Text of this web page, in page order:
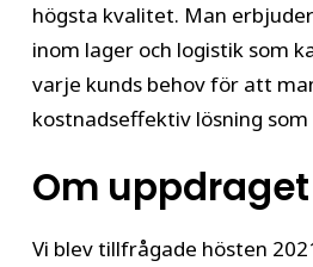
högsta kvalitet. Man
inom lager och logistik som
varje kunds behov för att
kostnadseffektiv lösning
Om uppdraget
Vi blev tillfrågade hösten